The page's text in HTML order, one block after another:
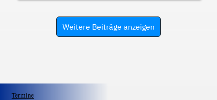
Weitere Beiträge anzeigen
Termine